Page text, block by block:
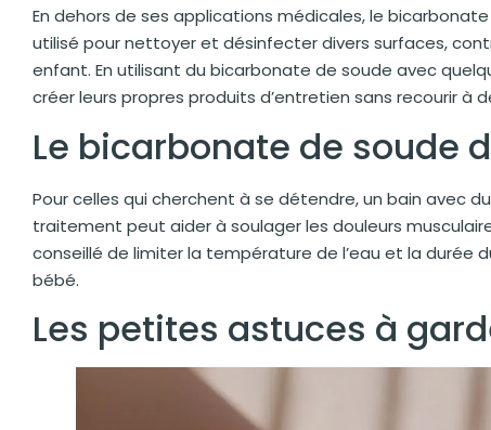
En dehors de ses applications médicales, le
utilisé pour nettoyer et désinfecter divers surfaces,
enfant. En utilisant du bicarbonate de soude avec
créer leurs propres produits d’entretien sans recourir à
Le bicarbonate de soude
Pour celles qui cherchent à se détendre, un bain avec
traitement peut aider à soulager les douleurs
conseillé de limiter la température de l’eau et la
bébé.
Les petites astuces à